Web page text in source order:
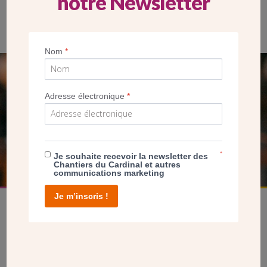
SEUL VOTRE DON
NOUS PERMET D’AGIR
FAIRE UN DON
Nom*
Adresse électronique*
Je souhaite recevoir la newsletter des
Chantiers du Cardinal et autres
communications marketing
*
Je m’inscris !